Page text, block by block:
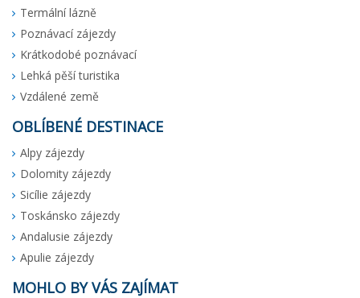
Termální lázně
Poznávací zájezdy
Krátkodobé poznávací
Lehká pěší turistika
Vzdálené země
OBLÍBENÉ DESTINACE
Alpy zájezdy
Dolomity zájezdy
Sicílie zájezdy
Toskánsko zájezdy
Andalusie zájezdy
Apulie zájezdy
MOHLO BY VÁS ZAJÍMAT